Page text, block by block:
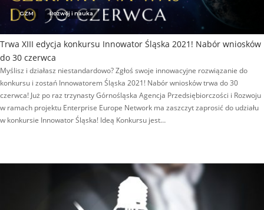
GZM Rozwój i nauka
Trwa XIII edycja konkursu Innowator Śląska 2021! Nabór wniosków
do 30 czerwca
Myślisz i działasz niestandardowo? Zgłoś swoje innowacyjne rozwiązanie do
konkursu i zostań Innowatorem Śląska 2021! Nabór wniosków trwa do 30
czerwca! Już po raz trzynasty Górnośląska Agencja Przedsiębiorczości i Rozwoju
w ramach projektu Enterprise Europe Network ma zaszczyt zaprosić do udziału
w konkursie Innowator Śląska! Ideą Konkursu jest…